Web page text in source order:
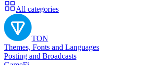
All categories
TON
Themes, Fonts and Languages
Posting and Broadcasts